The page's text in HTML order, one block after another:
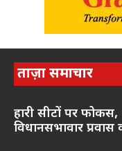
ताज़ा समाचार
हारी सीटों पर
विधानसभावार प्रवास